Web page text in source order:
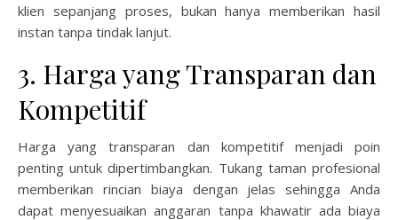
klien sepanjang proses, bukan hanya memberikan hasil
instan tanpa tindak lanjut.
3. Harga yang Transparan dan
Kompetitif
Harga yang transparan dan kompetitif menjadi poin
penting untuk dipertimbangkan. Tukang taman profesional
memberikan rincian biaya dengan jelas sehingga Anda
dapat menyesuaikan anggaran tanpa khawatir ada biaya